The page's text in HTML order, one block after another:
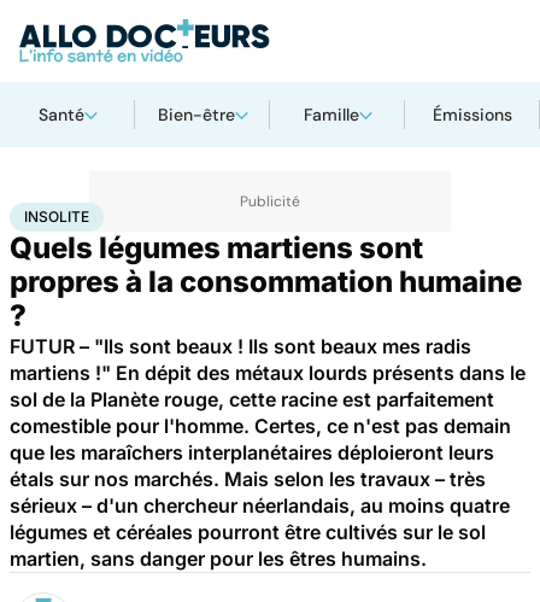
Santé Bien-être Famille Émissions
AccueilBien-être Insolite
INSOLITE
Quels légumes martiens sont
propres à la consommation humaine
?
FUTUR – "Ils sont beaux ! Ils sont beaux mes radis
martiens !" En dépit des métaux lourds présents dans le
sol de la Planète rouge, cette racine est parfaitement
comestible pour l'homme. Certes, ce n'est pas demain
que les maraîchers interplanétaires déploieront leurs
étals sur nos marchés. Mais selon les travaux – très
sérieux – d'un chercheur néerlandais, au moins quatre
légumes et céréales pourront être cultivés sur le sol
martien, sans danger pour les êtres humains.